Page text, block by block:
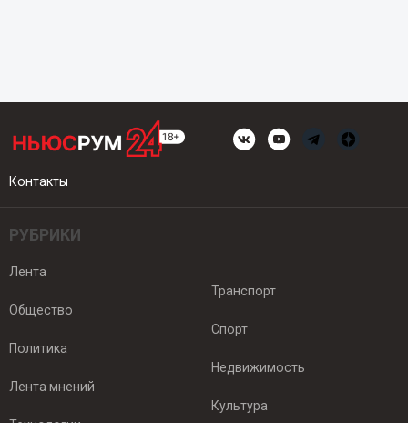
Контакты
РУБРИКИ
Лента
Общество
Политика
Лента мнений
Транспорт
Спорт
Недвижимость
Культура